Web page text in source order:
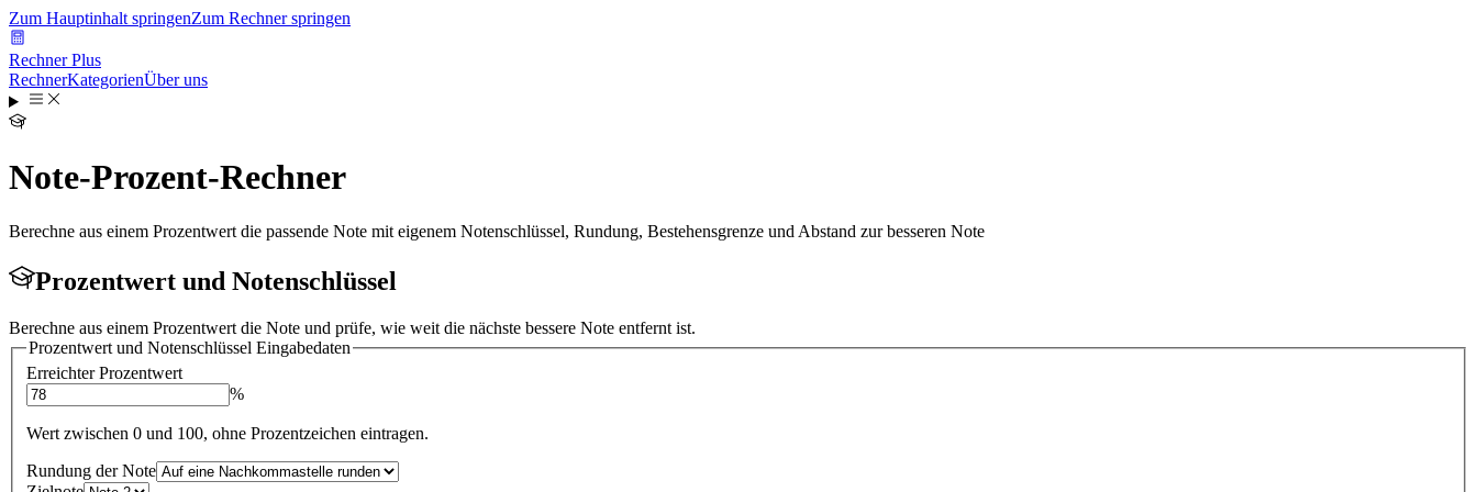
Zum Hauptinhalt springenZum Rechner springen
Rechner Plus
RechnerKategorienÜber uns
Note-Prozent-Rechner
Berechne aus einem Prozentwert die passende Note mit eigenem Notenschlüssel, Rundung, Bestehensgrenze und Abstand zur besseren Note
Prozentwert und Notenschlüssel
Berechne aus einem Prozentwert die Note und prüfe, wie weit die nächste bessere Note entfernt ist.
Prozentwert und Notenschlüssel Eingabedaten
Erreichter Prozentwert
%
Wert zwischen 0 und 100, ohne Prozentzeichen eintragen.
Rundung der Note